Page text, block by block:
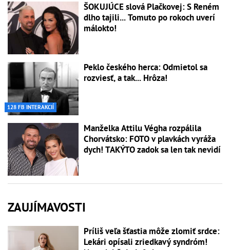
ŠOKUJÚCE slová Plačkovej: S Reném
dlho tajili... Tomuto po rokoch uverí
málokto!
128 FB INTERAKCIÍ
Peklo českého herca: Odmietol sa
rozviesť, a tak... Hrôza!
Manželka Attilu Végha rozpálila
Chorvátsko: FOTO v plavkách vyráža
dych! TAKÝTO zadok sa len tak nevidí
ZAUJÍMAVOSTI
Príliš veľa šťastia môže zlomiť srdce:
Lekári opísali zriedkavý syndróm!